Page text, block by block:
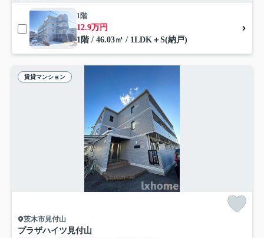
1階
12.9万円
1階 / 46.03㎡ / 1LDK＋S(納戸)
賃貸マンション
茨木市見付山
プラザハイツ見付山